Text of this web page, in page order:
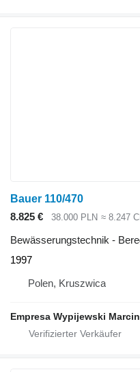
Bauer 110/470
8.825 €
38.000 PLN ≈ 8.247
Bewässerungstechnik -
1997
Polen, Kruszwica
Empresa Wypijewski Marcin